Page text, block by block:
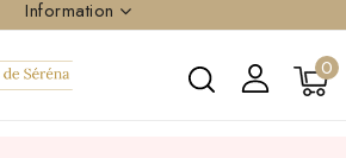
Information
0